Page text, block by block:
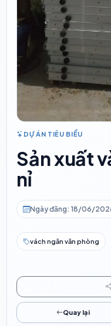
DỰ ÁN TIÊU BIỂU
Sản xuất
nỉ
Ngày đăng: 18/06/
vách ngăn văn phòng
Quay lại